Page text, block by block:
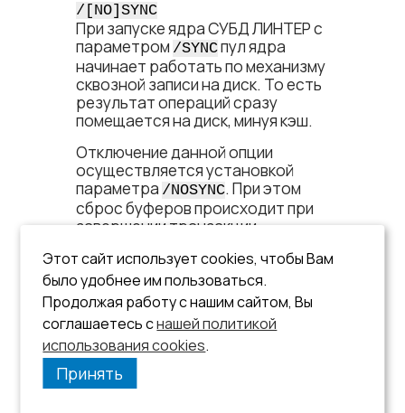
/[NO]SYNC
При запуске ядра СУБД ЛИНТЕР с
параметром /SYNCпул ядра
начинает работать по механизму
сквозной записи на диск. То есть
результат операций сразу
помещается на диск, минуя кэш.
Отключение данной опции
осуществляется установкой
параметра /NOSYNC. При этом
сброс буферов происходит при
завершении транзакции
отложенной записи на диск).
В синхронном режиме работа ядра
СУБД ЛИНТЕР замедляется.
По умолчанию/NOSYNC
Этот сайт использует cookies, чтобы Вам
было удобнее им пользоваться.
Продолжая работу с нашим сайтом, Вы
соглашаетесь снашей политикой
использования cookies.
Принять